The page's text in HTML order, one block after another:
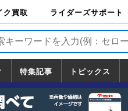
ク買取
ク買取
ライダーズサポート
ライダーズサポート
TOP
バイク輸送
バイクガレージライ
フ
バイク車両保険
ロードサービス
バイク試乗
特集記事 トピックス
トピックス
一覧
ホンダ
ヤマハ
スズキ
カワサキ
ハーレーダ
ビッドソン
BMW
ドゥカティ
トライアン
フ